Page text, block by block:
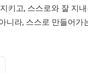
키고, 스스로와 잘 지
니라, 스스로 만들어가